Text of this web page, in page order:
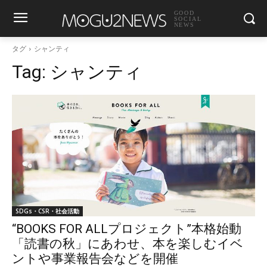
GOOD
SOCIAL
NEWS
タグ シャンティ
Tag: シャンティ
SDGs・CSR・社会活動
“BOOKS FOR ALLプロジェクト”本格始動
「読書の秋」にあわせ、本を楽しむイベ
ントや事業報告会などを開催